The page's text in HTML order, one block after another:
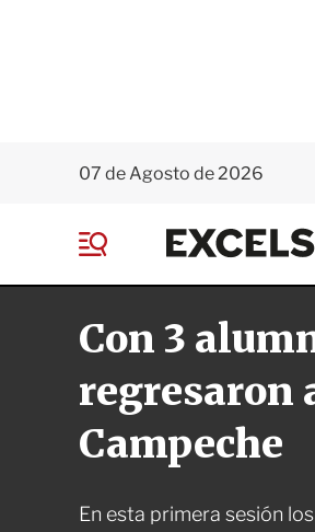
07 de Agosto de 2026
e
Con 3
regresaron
Campeche
En esta primera sesión